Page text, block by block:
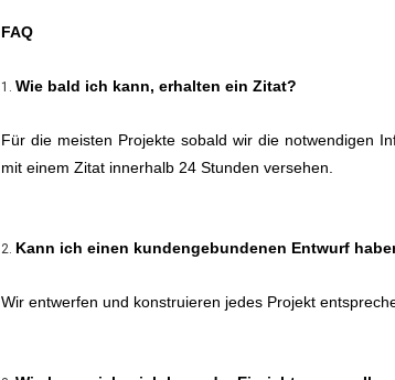
FAQ
1. Wie bald ich kann, erhalten ein Zitat?
Für die meisten Projekte sobald wir die notwendigen
mit einem Zitat innerhalb 24 Stunden versehen.
2. Kann ich einen kundengebundenen Entwurf
Wir entwerfen und konstruieren jedes Projekt